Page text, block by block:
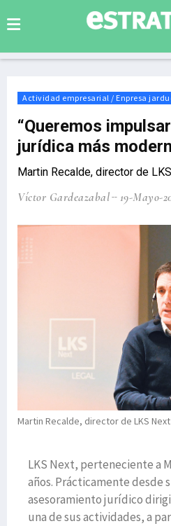
Actividad empresarial / Enpresa
“Queremos
jurídica más
Martin Recalde, director de
Víctor Gardeazabal 19-Mayo-
Martin Recalde, director de LKS
LKS Next, perteneciente a
años. Prácticamente desde
asesoramiento jurídico
una de sus actividades, a